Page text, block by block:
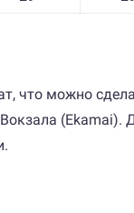
что можно
(Ekamai).